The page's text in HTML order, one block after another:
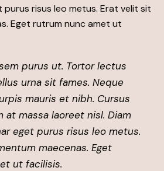
risus leo metus. Erat velit sit
Eget rutrum nunc amet ut
purus ut. Tortor lectus
urna sit fames. Neque
mauris et nibh. Cursus
at massa laoreet nisl. Diam
eget purus risus leo metus.
maecenas. Eget
ut facilisis.